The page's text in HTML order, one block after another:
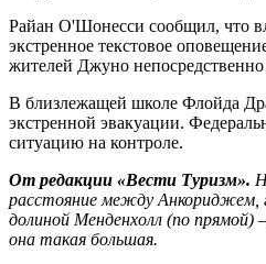
Райан О'Шонесси сообщил, что
экстренное текстовое
жителей Джуно
В близлежащей школе Флойда
экстренной эвакуации.
ситуацию на контроле.
От редакции «Вести Туризм».
расстояние между Анкориджем,
долиной Менденхолл (по прямой)
она такая большая.